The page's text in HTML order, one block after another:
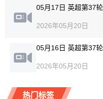
05月17日 英超第37
2026年05月20日
05月16日 英超第37
2026年05月20日
热门标签